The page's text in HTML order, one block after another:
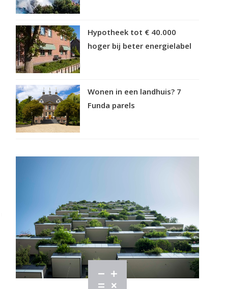
Hypotheek tot € 40.000
hoger bij beter energielabel
Wonen in een landhuis? 7
Funda parels